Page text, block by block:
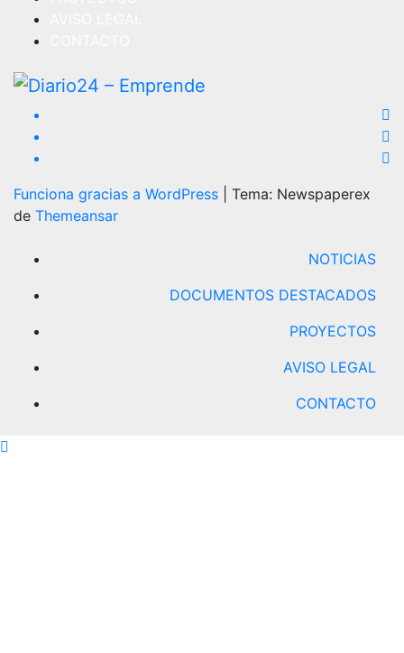
Funciona gracias a WordPress
Tema: Newspaperex
de Themeansar
NOTICIAS
DOCUMENTOS DESTACADOS
PROYECTOS
AVISO LEGAL
CONTACTO